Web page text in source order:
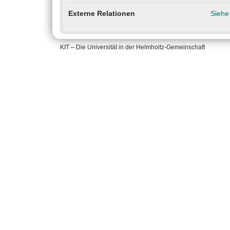
Externe Relationen
KIT – Die Universität in der Helmholtz-Gemeinschaft